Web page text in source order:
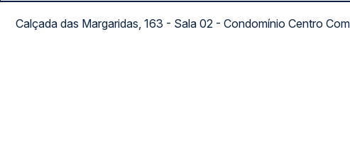
Calçada das Margaridas, 163 - Sala 02 - Condomínio Centro